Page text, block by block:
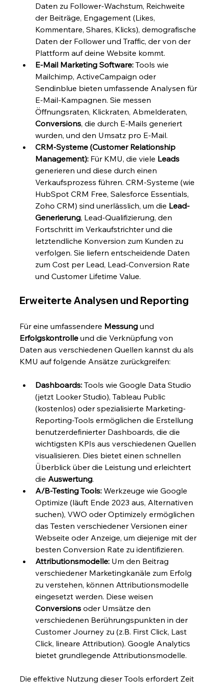
Daten zu Follower-Wachstum, Reichweite
der Beiträge, Engagement (Likes,
Kommentare, Shares, Klicks), demografische
Daten der Follower und Traffic, der von der
Plattform auf deine Website kommt.
E-Mail Marketing Software: Tools wie
Mailchimp, ActiveCampaign oder
Sendinblue bieten umfassende Analysen für
E-Mail-Kampagnen. Sie messen
Öffnungsraten, Klickraten, Abmelderaten,
Conversions, die durch E-Mails generiert
wurden, und den Umsatz pro E-Mail.
CRM-Systeme (Customer Relationship
Management): Für KMU, die viele Leads
generieren und diese durch einen
Verkaufsprozess führen. CRM-Systeme (wie
HubSpot CRM Free, Salesforce Essentials,
Zoho CRM) sind unerlässlich, um die Lead-
Generierung, Lead-Qualifizierung, den
Fortschritt im Verkaufstrichter und die
letztendliche Konversion zum Kunden zu
verfolgen. Sie liefern entscheidende Daten
zum Cost per Lead, Lead-Conversion Rate
und Customer Lifetime Value.
Erweiterte Analysen und Reporting
Für eine umfassendere Messung und
Erfolgskontrolle und die Verknüpfung von
Daten aus verschiedenen Quellen kannst du als
KMU auf folgende Ansätze zurückgreifen:
Dashboards: Tools wie Google Data Studio
(jetzt Looker Studio), Tableau Public
(kostenlos) oder spezialisierte Marketing-
Reporting-Tools ermöglichen die Erstellung
benutzerdefinierter Dashboards, die die
wichtigsten KPIs aus verschiedenen Quellen
visualisieren. Dies bietet einen schnellen
Überblick über die Leistung und erleichtert
die Auswertung.
A/B-Testing Tools: Werkzeuge wie Google
Optimize (läuft Ende 2023 aus, Alternativen
suchen), VWO oder Optimizely ermöglichen
das Testen verschiedener Versionen einer
Webseite oder Anzeige, um diejenige mit der
besten Conversion Rate zu identifizieren.
Attributionsmodelle: Um den Beitrag
verschiedener Marketingkanäle zum Erfolg
zu verstehen, können Attributionsmodelle
eingesetzt werden. Diese weisen
Conversions oder Umsätze den
verschiedenen Berührungspunkten in der
Customer Journey zu (z.B. First Click, Last
Click, lineare Attribution). Google Analytics
bietet grundlegende Attributionsmodelle.
Die effektive Nutzung dieser Tools erfordert Zeit